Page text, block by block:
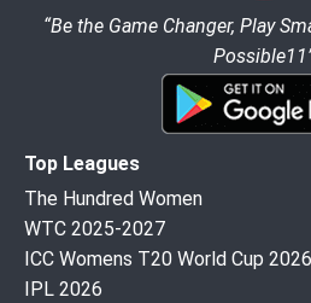
“Be the Game Changer, Play
Top Leagues
The Hundred Women
WTC 2025-2027
ICC Womens T20 World Cup 2026
IPL 2026